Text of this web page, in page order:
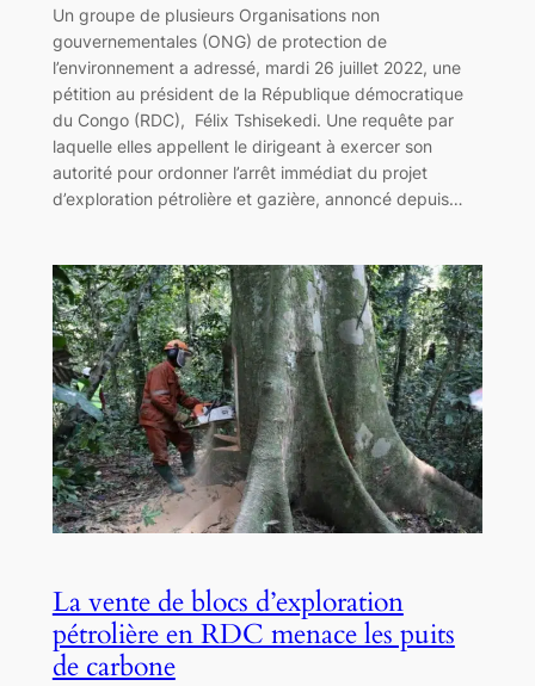
Un groupe de plusieurs Organisations non
gouvernementales (ONG) de protection de
l’environnement a adressé, mardi 26 juillet 2022, une
pétition au président de la République démocratique
du Congo (RDC), Félix Tshisekedi. Une requête par
laquelle elles appellent le dirigeant à exercer son
autorité pour ordonner l’arrêt immédiat du projet
d’exploration pétrolière et gazière, annoncé depuis…
La vente de blocs d’exploration
pétrolière en RDC menace les puits
de carbone